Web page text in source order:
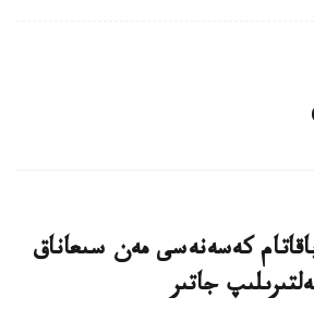
كەسەنەسى مەن سىعاناق
جاتىر